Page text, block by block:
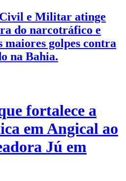
e Militar atinge
do narcotráfico e
maiores golpes contra
na Bahia.
fortalece a
em Angical ao
Jú em